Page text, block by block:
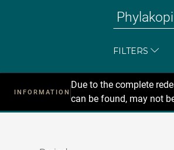
FILTERS
INFORMATION
Due to the complete
can be found, may not
Recherche